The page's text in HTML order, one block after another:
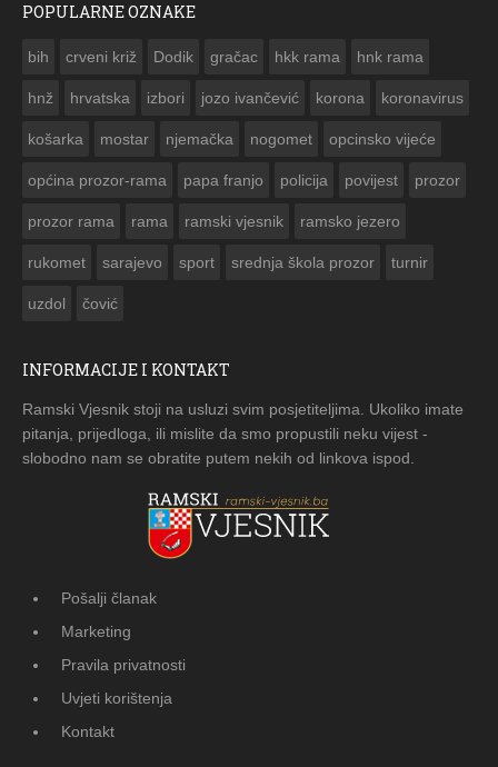
POPULARNE OZNAKE
bih crveni križ Dodik gračac hkk rama hnk rama
hnž hrvatska izbori jozo ivančević korona koronavirus
košarka mostar njemačka nogomet opcinsko vijeće
općina prozor-rama papa franjo policija povijest prozor
prozor rama rama ramski vjesnik ramsko jezero
rukomet sarajevo sport srednja škola prozor turnir
uzdol čović
INFORMACIJE I KONTAKT
Ramski Vjesnik stoji na usluzi svim posjetiteljima. Ukoliko imate
pitanja, prijedloga, ili mislite da smo propustili neku vijest -
slobodno nam se obratite putem nekih od linkova ispod.
Pošalji članak
Marketing
Pravila privatnosti
Uvjeti korištenja
Kontakt